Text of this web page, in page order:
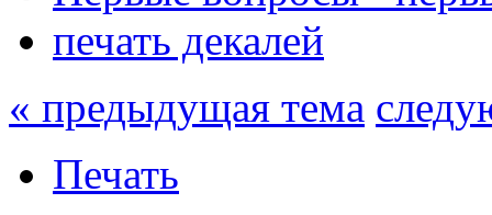
печать декалей
« предыдущая тема
Печать